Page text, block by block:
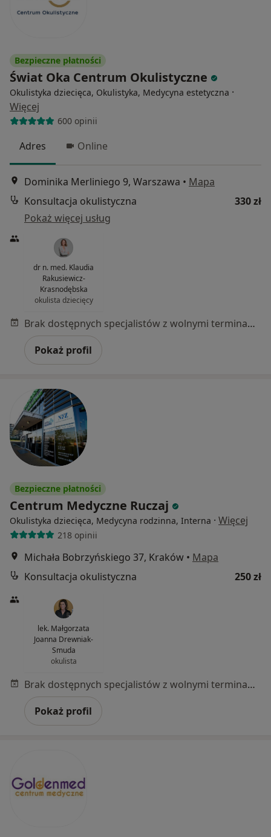
Bezpieczne płatności
Świat Oka Centrum Okulistyczne
Okulistyka dziecięca, Okulistyka, Medycyna estetyczna ·
Więcej
600 opinii
Adres Online
Dominika Merliniego 9, Warszawa • Mapa
Konsultacja okulistyczna
330 zł
Pokaż więcej usług
dr n. med. Klaudia
Rakusiewicz-
Krasnodębska
okulista dziecięcy
Brak dostępnych specjalistów z wolnymi terminami w tym centrum medycznym.
Pokaż profil
Bezpieczne płatności
Centrum Medyczne Ruczaj
Okulistyka dziecięca, Medycyna rodzinna, Interna · Więcej
218 opinii
Michała Bobrzyńskiego 37, Kraków • Mapa
Konsultacja okulistyczna
250 zł
lek. Małgorzata
Joanna Drewniak-
Smuda
okulista
Brak dostępnych specjalistów z wolnymi terminami w tym centrum medycznym.
Pokaż profil